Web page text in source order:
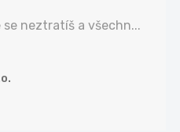
se neztratíš a všechn...